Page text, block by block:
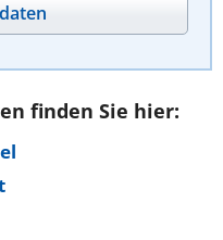
finden Sie hier: